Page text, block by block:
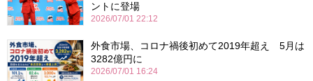
ントに登場
2026/07/01 22:12
外食市場、コロナ禍後初めて2019年超え 5月は
3282億円に
2026/07/01 16:24